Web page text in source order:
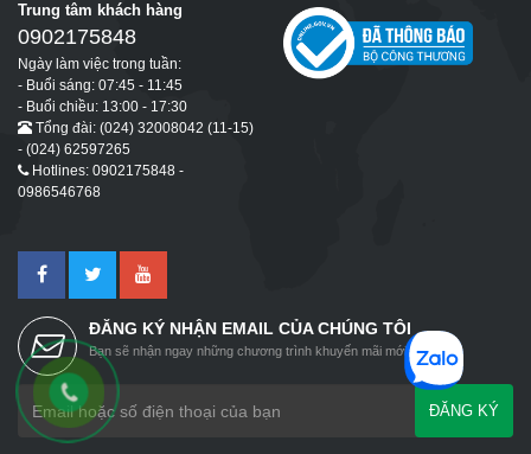
Trung tâm khách hàng
0902175848
Ngày làm việc trong tuần:
- Buổi sáng: 07:45 - 11:45
- Buổi chiều: 13:00 - 17:30
Tổng đài: (024) 32008042 (11-15)
- (024) 62597265
Hotlines: 0902175848 -
0986546768
ĐĂNG KÝ NHẬN EMAIL CỦA CHÚNG TÔI
Bạn sẽ nhận ngay những chương trình khuyến mãi mới nhất
ĐĂNG KÝ